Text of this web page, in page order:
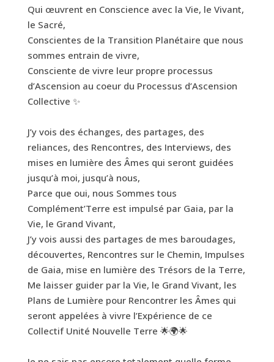
Qui œuvrent en Conscience avec la Vie, le Vivant,
le Sacré,
Conscientes de la Transition Planétaire que nous
sommes entrain de vivre,
Consciente de vivre leur propre processus
d’Ascension au coeur du Processus d’Ascension
Collective ✨
J’y vois des échanges, des partages, des
reliances, des Rencontres, des Interviews, des
mises en lumière des Âmes qui seront guidées
jusqu’à moi, jusqu’à nous,
Parce que oui, nous Sommes tous
Complément’Terre est impulsé par Gaia, par la
Vie, le Grand Vivant,
J’y vois aussi des partages de mes baroudages,
découvertes, Rencontres sur le Chemin, Impulses
de Gaia, mise en lumière des Trésors de la Terre,
Me laisser guider par la Vie, le Grand Vivant, les
Plans de Lumière pour Rencontrer les Âmes qui
seront appelées à vivre l’Expérience de ce
Collectif Unité Nouvelle Terre 🌟🌍🌟